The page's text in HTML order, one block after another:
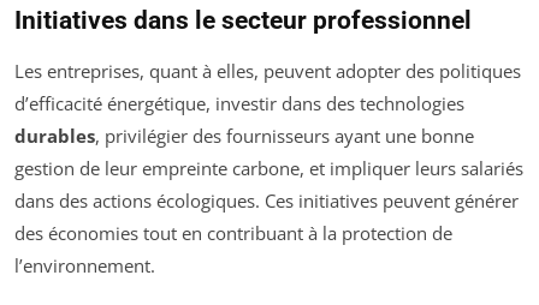
Initiatives dans le secteur professionnel
Les entreprises, quant à elles, peuvent adopter des politiques
d’efficacité énergétique, investir dans des technologies
durables, privilégier des fournisseurs ayant une bonne
gestion de leur empreinte carbone, et impliquer leurs salariés
dans des actions écologiques. Ces initiatives peuvent générer
des économies tout en contribuant à la protection de
l’environnement.